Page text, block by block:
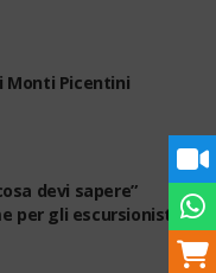
Monti Picentini
devi sapere”
per gli escursionisti